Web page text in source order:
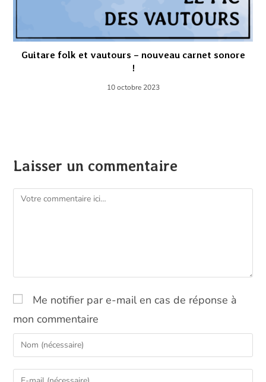
Guitare folk et vautours – nouveau carnet sonore
!
10 octobre 2023
Laisser un commentaire
Comment
Me notifier par e-mail en cas de réponse à
mon commentaire
Enter
your
name
Enter